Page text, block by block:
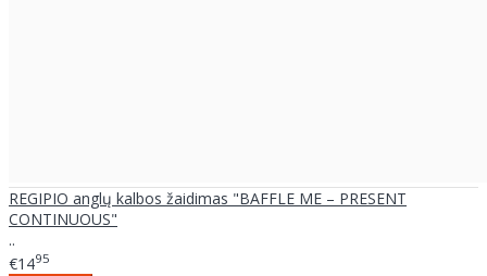
REGIPIO anglų kalbos žaidimas "BAFFLE ME – PRESENT
CONTINUOUS"
..
€1495